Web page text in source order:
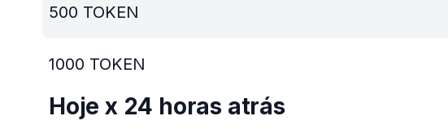
500 TOKEN
1000 TOKEN
Hoje x 24 horas atrás